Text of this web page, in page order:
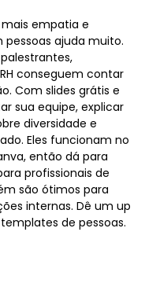
empatia e
ajuda muito.
conseguem contar
Com slides grátis e
sua equipe, explicar
diversidade e
Eles funcionam no
então dá para
profissionais de
são ótimos para
internas. Dê um up
de pessoas.